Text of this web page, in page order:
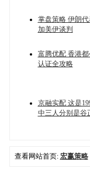
掌盘策略 伊朗
加美伊谈判
富腾优配 香港
认证全攻略
京融实配 这是
中三人分别是谷
查看网站首页: 宏赢策略